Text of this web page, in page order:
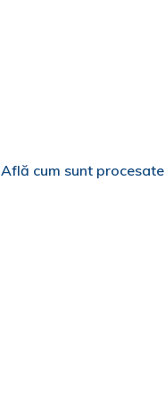
Află cum sunt procesate